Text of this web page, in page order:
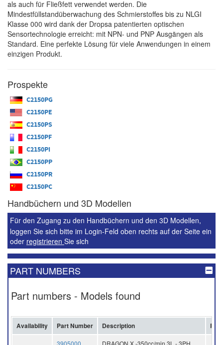
als auch für Fließfett verwendet werden. Die
Mindestfüllstandüberwachung des Schmierstoffes bis zu NLGI
Klasse 000 wird dank der Dropsa patentierten optischen
Sensortechnologie erreicht: mit NPN- und PNP Ausgängen als
Standard. Eine perfekte Lösung für viele Anwendungen in einem
einzigen Produkt.
Prospekte
C2150PG
C2150PE
C2150PS
C2150PF
C2150PI
C2150PP
C2150PR
C2150PC
Handbüchern und 3D Modellen
Für den Zugang zu den Handbüchern und den 3D Modellen,
loggen Sie sich bitte im Login-Feld oben rechts auf der Seite ein
oder registrieren Sie sich
PART NUMBERS
Part numbers - Models found
Availability Part Number Description
3905000 DRAGON X -350cc/min 3L - 3PH